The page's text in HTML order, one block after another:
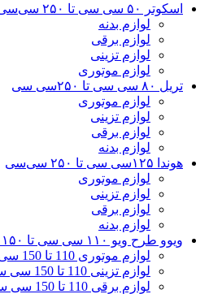
اسکوتر ۵۰ سی سی تا ۲۵۰ سی‌سی
لوازم بدنه
لوازم برقی
لوازم تزینی
لوازم موتوری
تریل ۸۰ سی سی تا ۲۵۰سی سی
لوازم موتوری
لوازم تزینی
لوازم برقی
لوازم بدنه
هوندا ۱۲۵سی سی تا ۲۵۰ سی‌سی
لوازم موتوری
لوازم تزینی
لوازم برقی
لوازم بدنه
ویوو طرح ویو ۱۱۰ سی سی تا ۱۵۰ سی سی
لوازم موتوری 110 تا 150 سی سی
لوازم تزینی 110 تا 150 سی سی
لوازم برقی 110 تا 150 سی سی